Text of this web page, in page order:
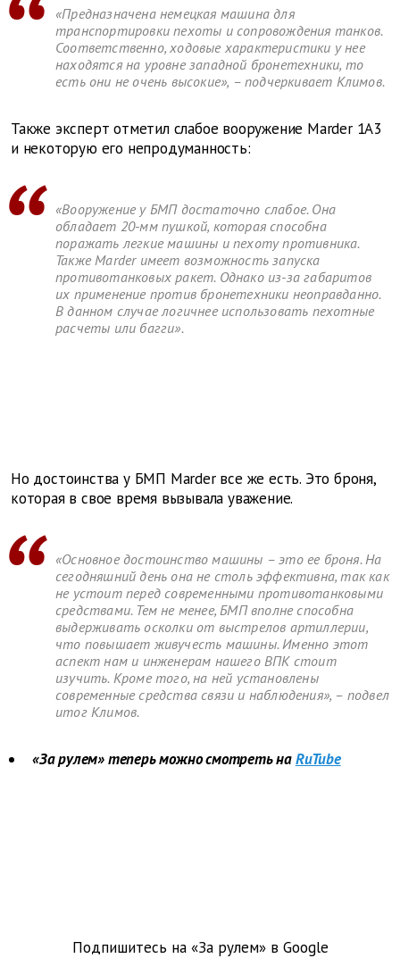
«Предназначена немецкая машина для
транспортировки пехоты и сопровождения танков.
Соответственно, ходовые характеристики у нее
находятся на уровне западной бронетехники, то
есть они не очень высокие», – подчеркивает Климов.
Также эксперт отметил слабое вооружение Marder 1A3
и некоторую его непродуманность:
«Вооружение у БМП достаточно слабое. Она
обладает 20-мм пушкой, которая способна
поражать легкие машины и пехоту противника.
Также Marder имеет возможность запуска
противотанковых ракет. Однако из-за габаритов
их применение против бронетехники неоправданно.
В данном случае логичнее использовать пехотные
расчеты или багги».
Но достоинства у БМП Marder все же есть. Это броня,
которая в свое время вызывала уважение.
«Основное достоинство машины – это ее броня. На
сегодняшний день она не столь эффективна, так как
не устоит перед современными противотанковыми
средствами. Тем не менее, БМП вполне способна
выдерживать осколки от выстрелов артиллерии,
что повышает живучесть машины. Именно этот
аспект нам и инженерам нашего ВПК стоит
изучить. Кроме того, на ней установлены
современные средства связи и наблюдения», – подвел
итог Климов.
«За рулем» теперь можно смотреть наRuTube
Подпишитесь на «За рулем» в Google